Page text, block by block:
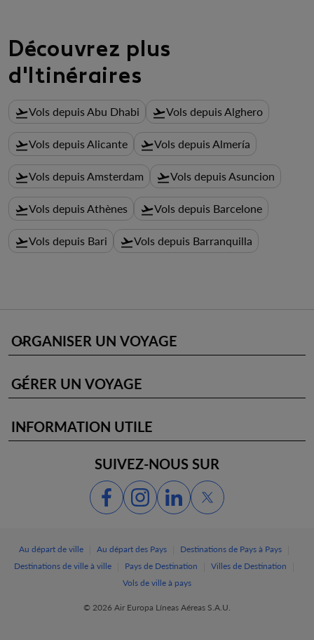
Découvrez plus
d'Itinéraires
flight_takeoffVols depuis Abu Dhabi flight_takeoffVols depuis Alghero
flight_takeoffVols depuis Alicante flight_takeoffVols depuis Almería
flight_takeoffVols depuis Amsterdam flight_takeoffVols depuis Asuncion
flight_takeoffVols depuis Athènes flight_takeoffVols depuis Barcelone
flight_takeoffVols depuis Bari flight_takeoffVols depuis Barranquilla
ORGANISER UN VOYAGE
keyboard_arrow_down
GÉRER UN VOYAGE
keyboard_arrow_down
INFORMATION UTILE
keyboard_arrow_down
SUIVEZ-NOUS SUR
Au départ de ville Au départ des Pays Destinations de Pays à Pays
Destinations de ville à ville Pays de Destination Villes de Destination
Vols de ville à pays
© 2026 Air Europa Líneas Aéreas S.A.U.